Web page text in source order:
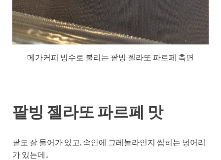
메가커피 빙수로 불리는 팥빙 젤라또 파르페 측면
팥빙 젤라또 파르페 맛
팥도 잘 들어가 있고, 속안에 그레놀라인지 씹히는 덩어리
가 있는데..